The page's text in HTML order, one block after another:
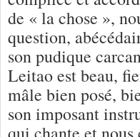
de « la chose »,
question,
son pudique
Leitao est beau,
mâle bien posé,
son imposant